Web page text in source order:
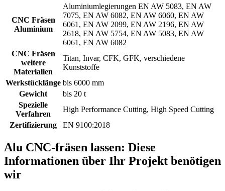
CNC Fräsen
Aluminium
Aluminiumlegierungen EN AW 5083, EN AW
7075, EN AW 6082, EN AW 6060, EN AW
6061, EN AW 2099, EN AW 2196, EN AW
2618, EN AW 5754, EN AW 5083, EN AW
6061, EN AW 6082
CNC Fräsen
weitere
Materialien
Titan, Invar, CFK, GFK, verschiedene
Kunststoffe
Werkstücklänge bis 6000 mm
Gewicht
bis 20 t
Spezielle
Verfahren
High Performance Cutting, High Speed Cutting
Zertifizierung
EN 9100:2018
Alu CNC-fräsen lassen: Diese
Informationen über Ihr Projekt benötigen
wir